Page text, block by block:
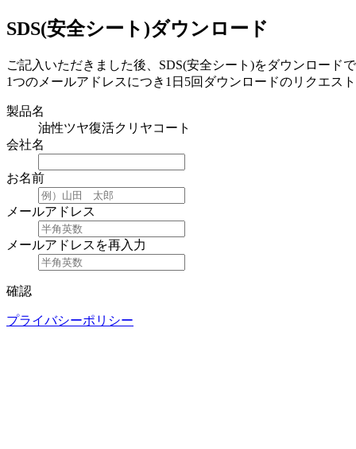
SDS(安全シート)ダウンロード
ご記入いただきました後、SDS(安全シート)をダウンロード
1つのメールアドレスにつき1日5回ダウンロードのリクエス
製品名
油性ツヤ復活クリヤコート
会社名
お名前
メールアドレス
メールアドレスを再入力
確認
プライバシーポリシー